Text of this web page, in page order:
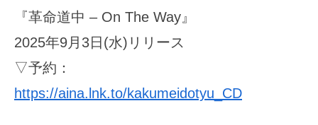
『革命道中 – On The Way』
2025年9月3日(水)リリース
▽予約：
https://aina.lnk.to/kakumeidotyu_CD